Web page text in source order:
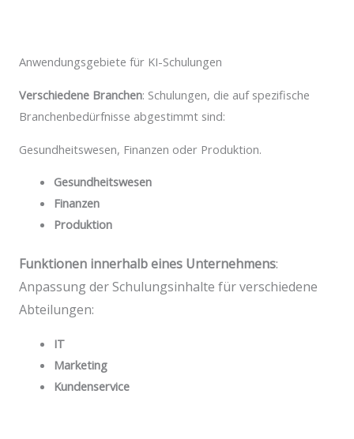
Anwendungsgebiete für KI-Schulungen
Verschiedene Branchen: Schulungen, die auf spezifische
Branchenbedürfnisse abgestimmt sind:
Gesundheitswesen, Finanzen oder Produktion.
Gesundheitswesen
Finanzen
Produktion
Funktionen innerhalb eines Unternehmens:
Anpassung der Schulungsinhalte für verschiedene
Abteilungen:
IT
Marketing
Kundenservice